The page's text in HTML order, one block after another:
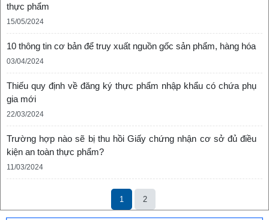
thực phẩm
15/05/2024
10 thông tin cơ bản để truy xuất nguồn gốc sản phẩm, hàng hóa
03/04/2024
Thiếu quy định về đăng ký thực phẩm nhập khẩu có chứa phụ
gia mới
22/03/2024
Trường hợp nào sẽ bị thu hồi Giấy chứng nhận cơ sở đủ điều
kiện an toàn thực phẩm?
11/03/2024
1 2